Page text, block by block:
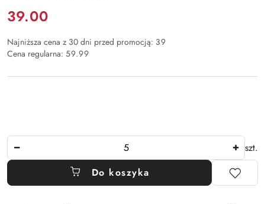
Cena:
39.00
Najniższa cena z 30 dni przed promocją: 39
Cena regularna: 59.99
szt.
Do koszyka